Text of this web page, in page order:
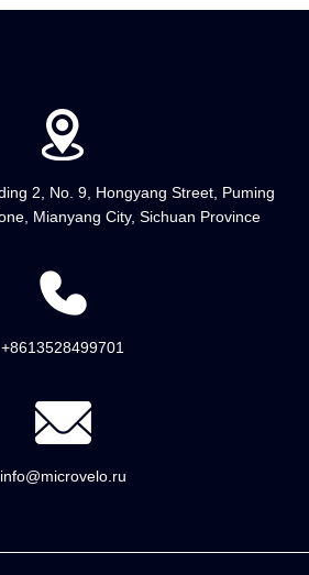
2, No. 9, Hongyang Street, Puming
Mianyang City, Sichuan Province
+8613528499701
info@microvelo.ru